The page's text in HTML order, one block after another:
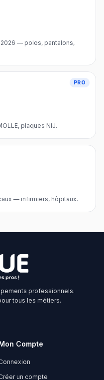
— polos, pantalons,
PRO
plaques NIJ.
— infirmiers, hôpitaux.
professionnels.
tous les métiers.
Compte
un compte